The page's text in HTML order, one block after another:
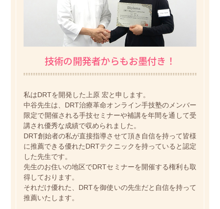
技術の開発者からもお墨付き！
私はDRTを開発した上原 宏と申します。
中谷先生は、DRT治療革命オンライン手技塾のメンバー
限定で開催される手技セミナーや補講を年間を通して受
講され優秀な成績で収められました。
DRT創始者の私が直接指導させて頂き自信を持って皆様
に推薦できる優れたDRTテクニックを持っていると認定
した先生です。
先生のお住いの地区でDRTセミナーを開催する権利も取
得しております。
それだけ優れた、DRTを御使いの先生だと自信を持って
推薦いたします。